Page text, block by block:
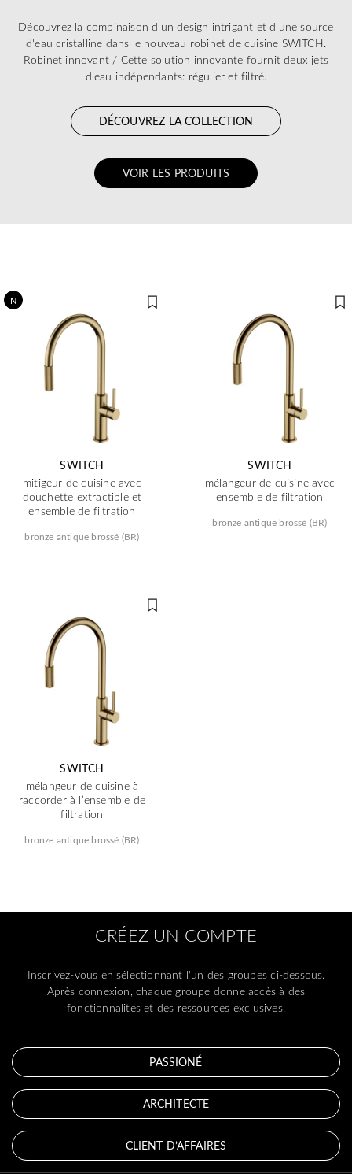
Découvrez la combinaison d'un design intrigant et d'une source
d'eau cristalline dans le nouveau robinet de cuisine SWITCH.
Robinet innovant / Cette solution innovante fournit deux jets
d'eau indépendants: régulier et filtré.
DÉCOUVREZ LA COLLECTION
VOIR LES PRODUITS
N
SWITCH
mitigeur de cuisine avec
douchette extractible et
ensemble de filtration
bronze antique brossé (BR)
SWITCH
mélangeur de cuisine avec
ensemble de filtration
bronze antique brossé (BR)
SWITCH
mélangeur de cuisine à
raccorder à l’ensemble de
filtration
bronze antique brossé (BR)
CRÉEZ UN COMPTE
Inscrivez-vous en sélectionnant l'un des groupes ci-dessous.
Après connexion, chaque groupe donne accès à des
fonctionnalités et des ressources exclusives.
PASSIONÉ
ARCHITECTE
CLIENT D’AFFAIRES